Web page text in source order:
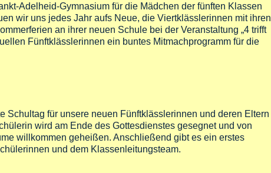
Adelheid-Gymnasium für die Mädchen der fünften Klassen
wir uns jedes Jahr aufs Neue, die Viertklässlerinnen mit ihren
an ihrer neuen Schule bei der Veranstaltung „4 trifft
Fünftklässlerinnen ein buntes Mitmachprogramm für die
Schultag für unsere neuen Fünftklässlerinnen und deren Eltern
wird am Ende des Gottesdienstes gesegnet und von
willkommen geheißen. Anschließend gibt es ein erstes
und dem Klassenleitungsteam.